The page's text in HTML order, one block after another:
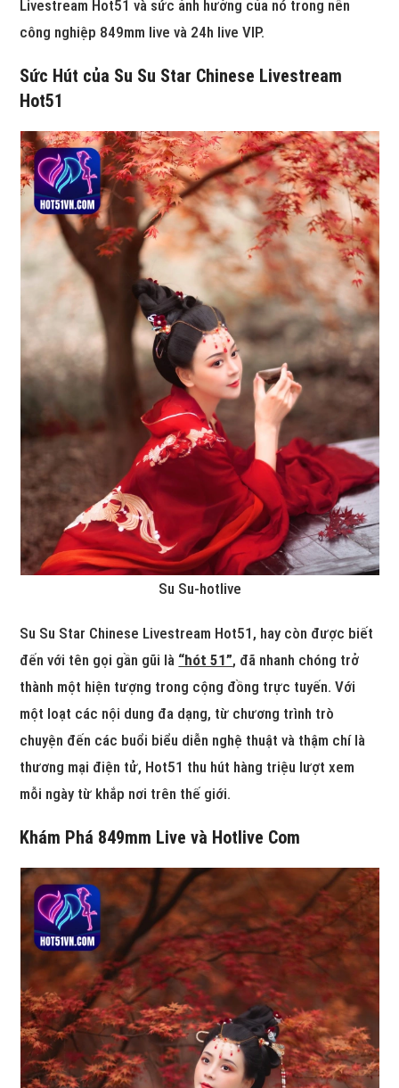
Livestream Hot51 và sức ảnh hưởng của nó trong nền
công nghiệp 849mm live và 24h live VIP.
Sức Hút của Su Su Star Chinese Livestream
Hot51
Su Su-hotlive
Su Su Star Chinese Livestream Hot51, hay còn được biết
đến với tên gọi gần gũi là “hót 51”, đã nhanh chóng trở
thành một hiện tượng trong cộng đồng trực tuyến. Với
một loạt các nội dung đa dạng, từ chương trình trò
chuyện đến các buổi biểu diễn nghệ thuật và thậm chí là
thương mại điện tử, Hot51 thu hút hàng triệu lượt xem
mỗi ngày từ khắp nơi trên thế giới.
Khám Phá 849mm Live và Hotlive Com